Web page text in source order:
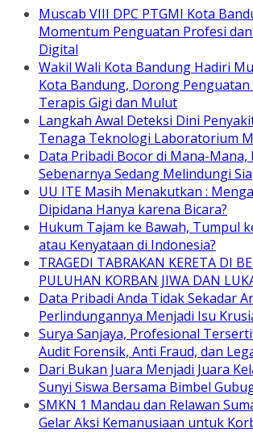
Muscab VIII DPC PTGMI Kota
Momentum Penguatan Profesi
Digital
Wakil Wali Kota Bandung Hadiri
Kota Bandung, Dorong
Terapis Gigi dan Mulut
Langkah Awal Deteksi Dini
Tenaga Teknologi Laboratorium
Data Pribadi Bocor di Mana-Mana,
Sebenarnya Sedang Melindungi
UU ITE Masih Menakutkan :
Dipidana Hanya karena Bicara?
Hukum Tajam ke Bawah, Tumpul
atau Kenyataan di Indonesia?
TRAGEDI TABRAKAN KERETA DI
PULUHAN KORBAN JIWA DAN
Data Pribadi Anda Tidak Sekadar
Perlindungannya Menjadi Isu
Surya Sanjaya, Profesional
Audit Forensik, Anti Fraud, dan
Dari Bukan Juara Menjadi Juara
Sunyi Siswa Bersama Bimbel
SMKN 1 Mandau dan Relawan
Gelar Aksi Kemanusiaan untuk